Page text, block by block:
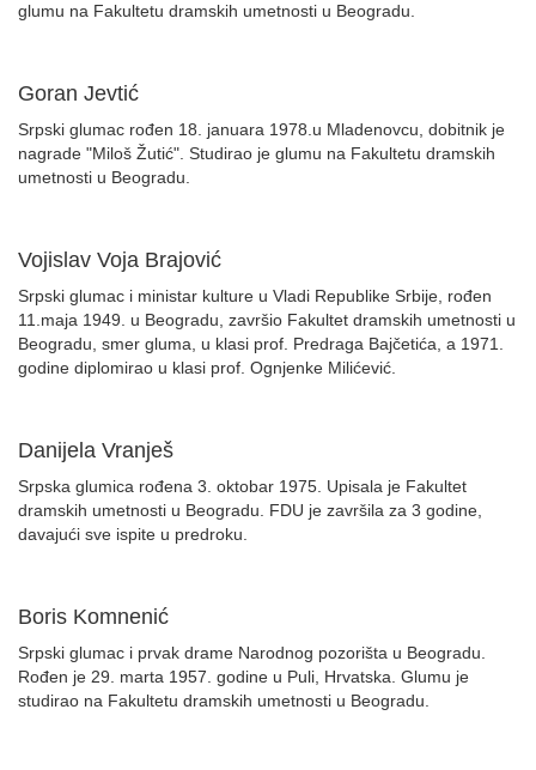
glumu na Fakultetu dramskih umetnosti u Beogradu.
Goran Jevtić
Srpski glumac rođen 18. januara 1978.u Mladenovcu, dobitnik je
nagrade "Miloš Žutić". Studirao je glumu na Fakultetu dramskih
umetnosti u Beogradu.
Vojislav Voja Brajović
Srpski glumac i ministar kulture u Vladi Republike Srbije, rođen
11.maja 1949. u Beogradu, završio Fakultet dramskih umetnosti u
Beogradu, smer gluma, u klasi prof. Predraga Bajčetića, a 1971.
godine diplomirao u klasi prof. Ognjenke Milićević.
Danijela Vranješ
Srpska glumica rođena 3. oktobar 1975. Upisala je Fakultet
dramskih umetnosti u Beogradu. FDU je završila za 3 godine,
davajući sve ispite u predroku.
Boris Komnenić
Srpski glumac i prvak drame Narodnog pozorišta u Beogradu.
Rođen je 29. marta 1957. godine u Puli, Hrvatska. Glumu je
studirao na Fakultetu dramskih umetnosti u Beogradu.